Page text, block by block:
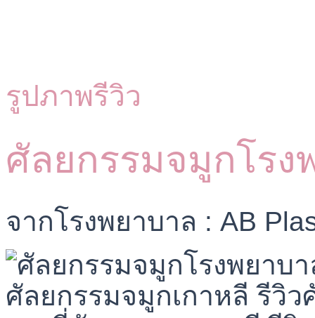
รูปภาพรีวิว
ศัลยกรรมจมูกโรง
จากโรงพยาบาล : AB